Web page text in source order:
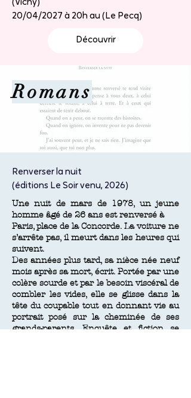
(Vichy)
20/04/2027 à 20h au (Le Pecq)
Découvrir
Romans
Renverser la nuit
(éditions Le Soir venu, 2026)
Une nuit de mars de 1978, un jeune
homme âgé de 26 ans est renversé à
Paris, place de la Concorde. La voiture ne
s’arrête pas, il meurt dans les heures qui
suivent.
Des années plus tard, sa nièce née neuf
mois après sa mort, écrit. Portée par une
colère sourde et par le besoin viscéral de
combler les vides, ellese glisse dans la
tête du coupable tout en donnant vie au
portrait posé sur la cheminée de ses
grands-parents. Enquête et fiction se